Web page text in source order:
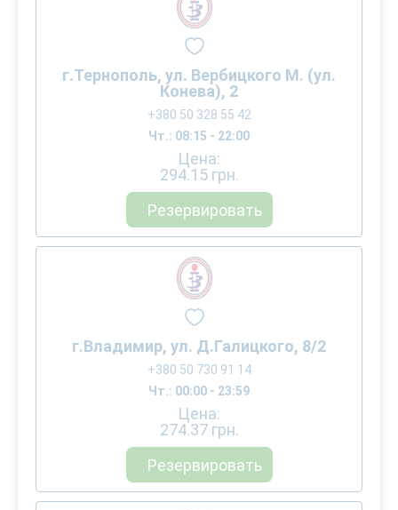
г.Тернополь, ул. Вербицкого М. (ул.
Конева), 2
+380 50 328 55 42
Чт.: 08:15 - 22:00
Цена:
294.15 грн.
Резервировать
г.Владимир, ул. Д.Галицкого, 8/2
+380 50 730 91 14
Чт.: 00:00 - 23:59
Цена:
274.37 грн.
Резервировать